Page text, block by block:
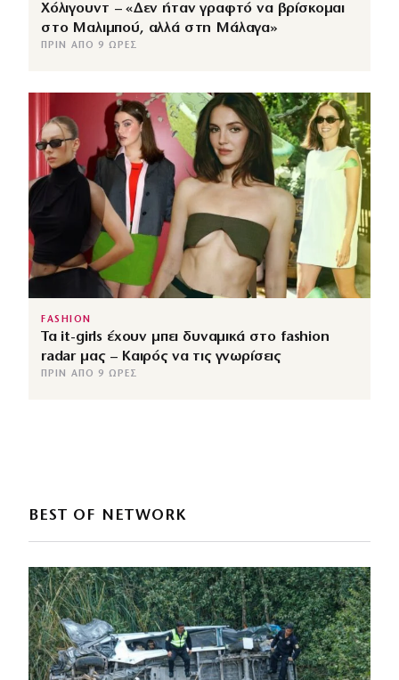
Χόλιγουντ – «Δεν ήταν γραφτό να βρίσκομαι
στο Μαλιμπού, αλλά στη Μάλαγα»
ΠΡΙΝ ΑΠΌ 9 ΏΡΕΣ
FASHION
Τα it-girls έχουν μπει δυναμικά στο fashion
radar μας – Καιρός να τις γνωρίσεις
ΠΡΙΝ ΑΠΌ 9 ΏΡΕΣ
BEST OF NETWORK